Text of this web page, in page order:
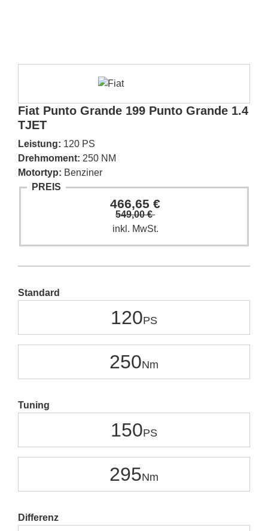
Fiat Punto Grande 199 Punto Grande 1.4
TJET
Leistung: 120 PS
Drehmoment: 250 NM
Motortyp: Benziner
PREIS
466,65 €
549,00 €
inkl. MwSt.
Standard
120
250
Tuning
150
295
Differenz